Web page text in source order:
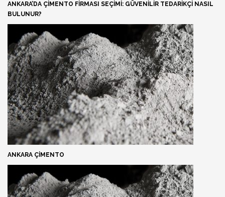
ANKARA’DA ÇIMENTO FIRMASI SEÇIMI: GÜVENILIR TEDARIKÇI NASIL
BULUNUR?
ANKARA ÇIMENTO